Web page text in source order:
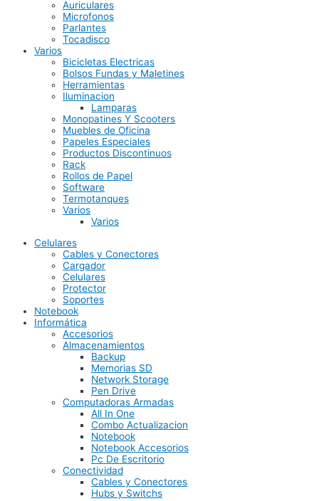
Auriculares
Microfonos
Parlantes
Tocadisco
Varios
Bicicletas Electricas
Bolsos Fundas y Maletines
Herramientas
Iluminacion
Lamparas
Monopatines Y Scooters
Muebles de Oficina
Papeles Especiales
Productos Discontinuos
Rack
Rollos de Papel
Software
Termotanques
Varios
Varios
Celulares
Cables y Conectores
Cargador
Celulares
Protector
Soportes
Notebook
Informática
Accesorios
Almacenamientos
Backup
Memorias SD
Network Storage
Pen Drive
Computadoras Armadas
All In One
Combo Actualizacion
Notebook
Notebook Accesorios
Pc De Escritorio
Conectividad
Cables y Conectores
Hubs y Switchs